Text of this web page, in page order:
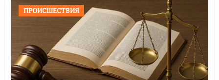
ПРОИСШЕСТВИЯ